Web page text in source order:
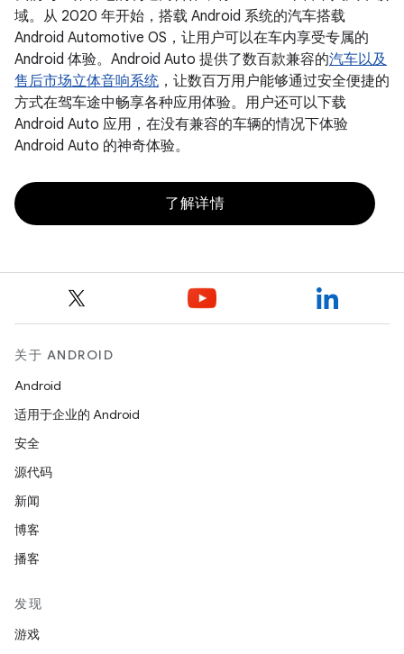
域。从 2020 年开始，搭载 Android 系统的汽车搭载
Android Automotive OS，让用户可以在车内享受专属的
Android 体验。Android Auto 提供了数百款兼容的汽车以及
售后市场立体音响系统 ，让数百万用户能够通过安全便捷的
方式在驾车途中畅享各种应用体验。用户还可以下载
Android Auto 应用，在没有兼容的车辆的情况下体验
Android Auto 的神奇体验。
了解详情
关于 ANDROID
Android
适用于企业的 Android
安全
源代码
新闻
博客
播客
发现
游戏